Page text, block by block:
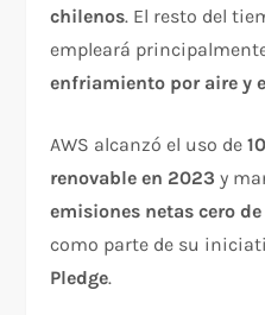
chilenos. El resto del
empleará
enfriamiento por aire y
AWS alcanzó el uso de
renovable en 2023 y
emisiones netas cero
como parte de su
Pledge.